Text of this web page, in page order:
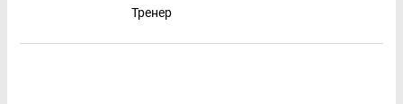
Тренер